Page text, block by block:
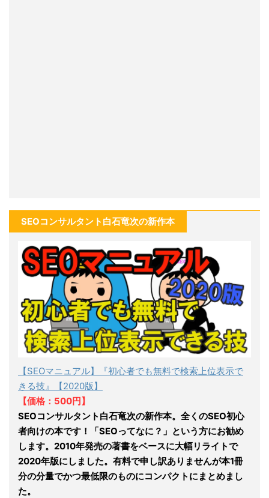
SEOコンサルタント白石竜次の新作本
【SEOマニュアル】『初心者でも無料で検索上位表示で
きる技』【2020版】
【価格：500円】
SEOコンサルタント白石竜次の新作本。全くのSEO初心
者向けの本です！「SEOってなに？」という方にお勧め
します。2010年発売の著書をベースに大幅リライトで
2020年版にしました。有料で申し訳ありませんが本1冊
分の分量でかつ最低限のものにコンパクトにまとめまし
た。